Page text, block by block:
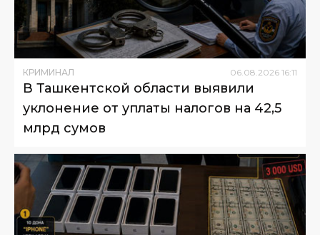
КРИМИНАЛ 06 08 2026 16:11
В Ташкентской области выявили
уклонение от уплаты налогов на 42,5
млрд сумов